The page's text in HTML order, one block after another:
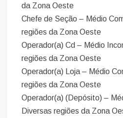
da Zona Oeste
Chefe de Seção – Médio
regiões da Zona Oeste
Operador(a) Cd – Médio
regiões da Zona Oeste
Operador(a) Loja – Médio
regiões da Zona Oeste
Operador(a) (Depósito) –
Diversas regiões da Zona